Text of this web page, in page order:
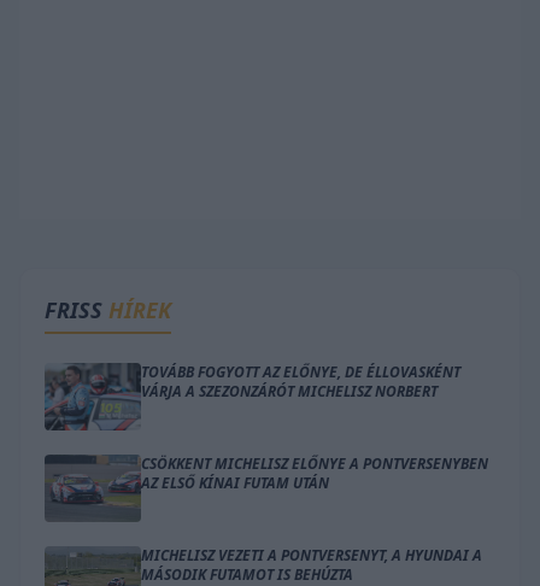
FRISS HÍREK
TOVÁBB FOGYOTT AZ ELŐNYE, DE ÉLLOVASKÉNT
VÁRJA A SZEZONZÁRÓT MICHELISZ NORBERT
CSÖKKENT MICHELISZ ELŐNYE A PONTVERSENYBEN
AZ ELSŐ KÍNAI FUTAM UTÁN
MICHELISZ VEZETI A PONTVERSENYT, A HYUNDAI A
MÁSODIK FUTAMOT IS BEHÚZTA